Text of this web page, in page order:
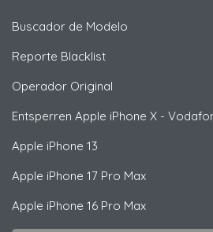
Buscador de Modelo
Reporte Blacklist
Operador Original
Entsperren Apple iPhone X -
Apple iPhone 13
Apple iPhone 17 Pro Max
Apple iPhone 16 Pro Max